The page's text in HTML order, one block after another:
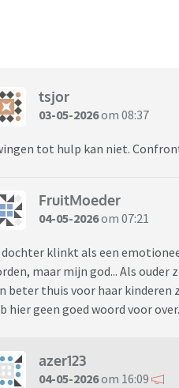
tsjor
03-05-2026om 08:37
tot hulp kan niet.
FruitMoeder
04-05-2026om 07:21
klinkt als een
maar mijn god... Als
beter thuis voor haar kinderen
hier geen goed woord voor
azer123
04-05-2026om 16:09